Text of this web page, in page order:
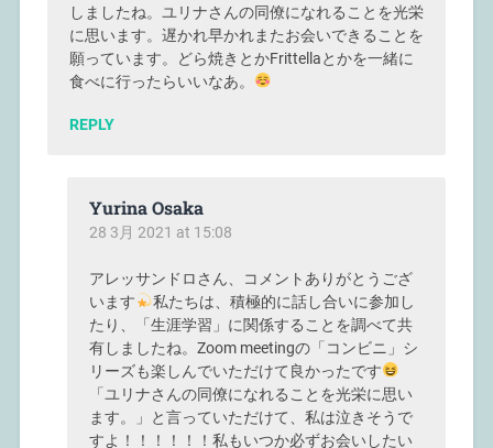
しましたね。ユリナさんの同僚になれることを光栄
に思います。遅かれ早かれまたお会いできることを
願っています。どら焼きとかFrittellaとかを一緒に
食べに行ったらいいなあ。
REPLY
Yurina Osaka
28 3月 2021 at 15:08
アレッサンドロさん、コメントありがとうござ
います
私たちは、積極的に話し合いに参加し
たり、「生涯学習」に関係することを調べて共
有しましたね。Zoom meetingの「コンビニ」シ
リーズも楽しんでいただけて良かったです
「ユリナさんの同僚になれることを光栄に思い
ます。」と言っていただけて、私は泣きそうで
すよ！！！！！！私もいつか必ずお会いしたい